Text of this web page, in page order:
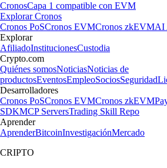
CronosCapa 1 compatible con EVM
Explorar Cronos
Cronos PoSCronos EVMCronos zkEVMAI
Explorar
AfiliadoInstitucionesCustodia
Crypto.com
Quiénes somosNoticiasNoticias de
productosEventosEmpleoSociosSeguridad
Desarrolladores
Cronos PoSCronos EVMCronos zkEVM
SDKMCP ServersTrading Skill Repo
Aprender
AprenderBitcoinInvestigaciónMercado
CRIPTO